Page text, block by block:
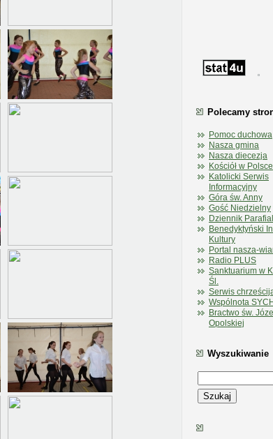
Polecamy
Pomoc duchowa
Nasza gmina
Nasza diecezja
Kościół w Polsce
Katolicki Serwis
Informacyjny
Góra św. Anny
Gość Niedzielny
Dziennik
Benedyktyński
Kultury
Portal nasza-
Radio PLUS
Sanktuarium w
Śl.
Serwis
Wspólnota
Bractwo św.
Opolskiej
Wyszukiwanie
Szukaj